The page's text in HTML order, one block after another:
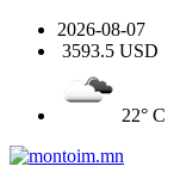
2026-08-07
3593.5 USD
22° C